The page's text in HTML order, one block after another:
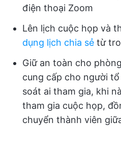
điện thoại Zoom
Lên lịch cuộc họp và
dụng lịch chia sẻ từ
Giữ an toàn cho
cung cấp cho người
soát ai tham gia, khi
tham gia cuộc họp,
chuyển thành viên